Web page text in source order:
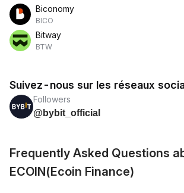
Biconomy
BICO
Bitway
BTW
Suivez-nous sur les réseaux
Followers
@bybit_official
Frequently Asked Questions
ECOIN(Ecoin Finance)